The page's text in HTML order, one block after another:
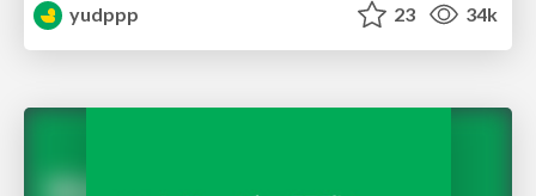
yudppp
23 34k